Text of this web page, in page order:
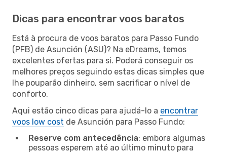
Dicas para encontrar voos baratos
Está à procura de voos baratos para Passo Fundo
(PFB) de Asunción (ASU)? Na eDreams, temos
excelentes ofertas para si. Poderá conseguir os
melhores preços seguindo estas dicas simples que
lhe pouparão dinheiro, sem sacrificar o nível de
conforto.
Aqui estão cinco dicas para ajudá-lo a encontrar
voos low cost de Asunción para Passo Fundo:
Reserve com antecedência: embora algumas
pessoas esperem até ao último minuto para